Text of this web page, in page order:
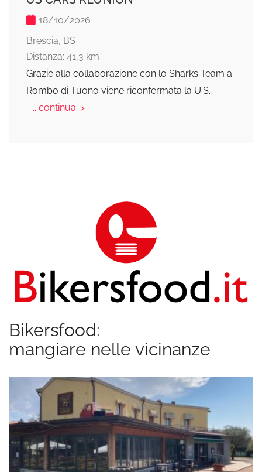
18/10/2026
Brescia, BS
Distanza: 41,3 km
Grazie alla collaborazione con lo Sharks Team a
Rombo di Tuono viene riconfermata la U.S.
... continua: >
Bikersfood:
mangiare nelle vicinanze